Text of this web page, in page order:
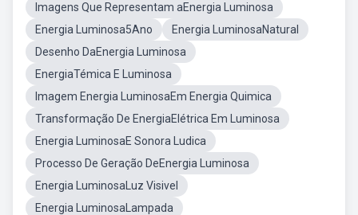
Imagens Que Representam aEnergia Luminosa
Energia Luminosa5Ano
Energia LuminosaNatural
Desenho DaEnergia Luminosa
EnergiaTémica E Luminosa
Imagem Energia LuminosaEm Energia Quimica
Transformação De EnergiaElétrica Em Luminosa
Energia LuminosaE Sonora Ludica
Processo De Geração DeEnergia Luminosa
Energia LuminosaLuz Visivel
Energia LuminosaLampada